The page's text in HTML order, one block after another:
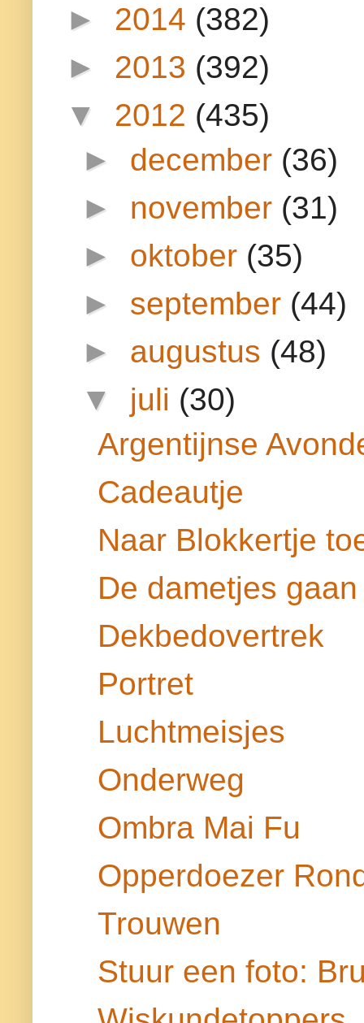
► 2014 (382)
► 2013 (392)
▼ 2012 (435)
► december (36)
► november (31)
► oktober (35)
► september (44)
► augustus (48)
▼ juli (30)
Argentijnse
Cadeautje
Naar Blokkertje
De dametjes
Dekbedovertrek
Portret
Luchtmeisjes
Onderweg
Ombra Mai Fu
Opperdoezer
Trouwen
Stuur een foto: